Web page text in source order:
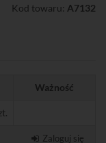
Kod towaru: A7132
Ważność
Zaloguj się